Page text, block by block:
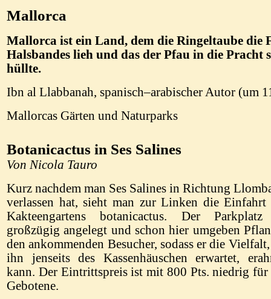
Mallorca
Mallorca ist ein Land, dem die Ringeltaube die
Halsbandes lieh und das der Pfau in die Pracht
hüllte.
Ibn al Llabbanah, spanisch–arabischer Autor (um
Mallorcas Gärten und Naturparks
Botanicactus in Ses Salines
Von Nicola Tauro
Kurz nachdem man Ses Salines in Richtung
verlassen hat, sieht man zur Linken die Einfahrt
Kakteengartens botanicactus. Der
großzügig angelegt und schon hier umgeben
den ankommenden Besucher, sodass er die
ihn jenseits des Kassenhäuschen erwartet,
kann. Der Eintrittspreis ist mit 800 Pts. niedrig für
Gebotene.